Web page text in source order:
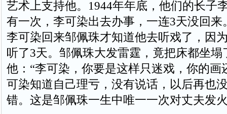
艺术上支持他。1944年年底，他们的长子
有一次，李可染出去办事，一连3天没回来
李可染回来邹佩珠才知道他去听戏了，因
听了3天。邹佩珠大发雷霆，竟把床都坐塌
他：“李可染，你要是这样只迷戏，你的画
可染知道自己理亏，没有说话，以后再也
错。这是邹佩珠一生中唯一一次对丈夫发